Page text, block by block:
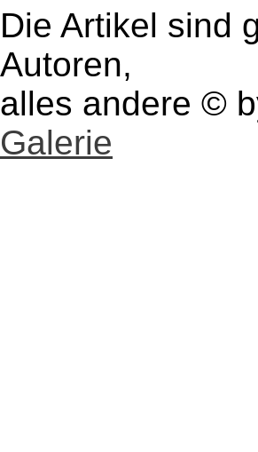
Die Artikel sind
Autoren,
alles andere ©
Galerie